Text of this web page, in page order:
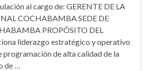
al cargo de: GERENTE DE LA
COCHABAMBA SEDE DE
PROPÓSITO DEL
liderazgo estratégico y operativo
programación de alta calidad de la
de …